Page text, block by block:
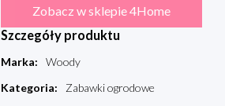
Zobacz w sklepie 4Home
Szczegóły produktu
Marka:
Woody
Kategoria:
Zabawki ogrodowe